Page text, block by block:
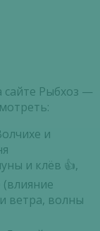
сайте Рыбхоз —
и
и клёв 👍,
ветра, волны